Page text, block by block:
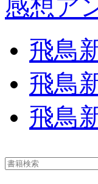
感想ア
飛鳥
飛鳥
飛鳥